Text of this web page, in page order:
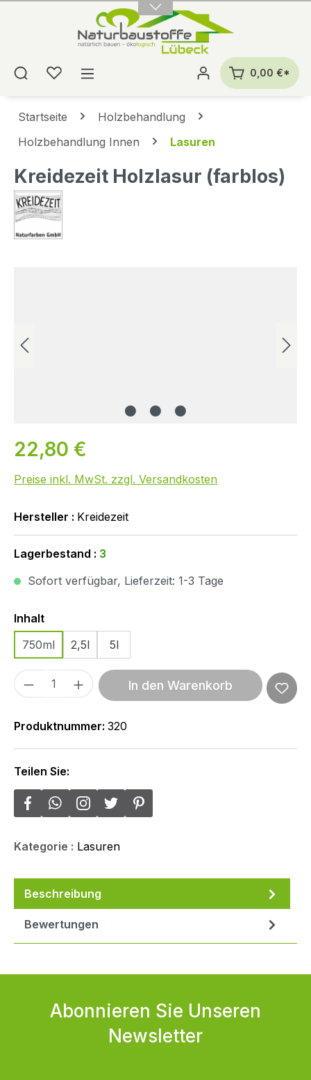
0,00 €*
Startseite
Holzbehandlung
Holzbehandlung Innen
Lasuren
Kreidezeit Holzlasur (farblos)
22,80 €
Preise inkl. MwSt. zzgl. Versandkosten
Hersteller : Kreidezeit
Lagerbestand : 3
Sofort verfügbar, Lieferzeit: 1-3 Tage
InhaltAuswählen
750ml
2,5l 5l
Produkt Anzahl: Gib den gewünschten
In den Warenkorb
Produktnummer: 320
Teilen Sie:
Kategorie : Lasuren
Beschreibung
Bewertungen
Abonnieren Sie Unseren
Newsletter